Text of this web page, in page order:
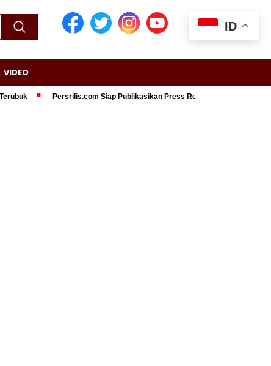
VIDEO
Persrilis.com Siap Publikasikan Press Release Anda, Jika Ingin
ID